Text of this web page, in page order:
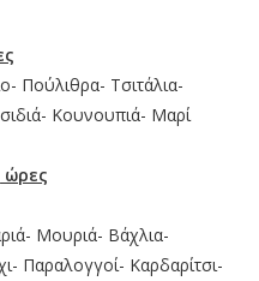
Πούλιθρα- Τσιτάλια-
Κουνουπιά- Μαρί
ώρες
Μουριά- Βάχλια-
Παραλογγοί- Καρδαρίτσι-